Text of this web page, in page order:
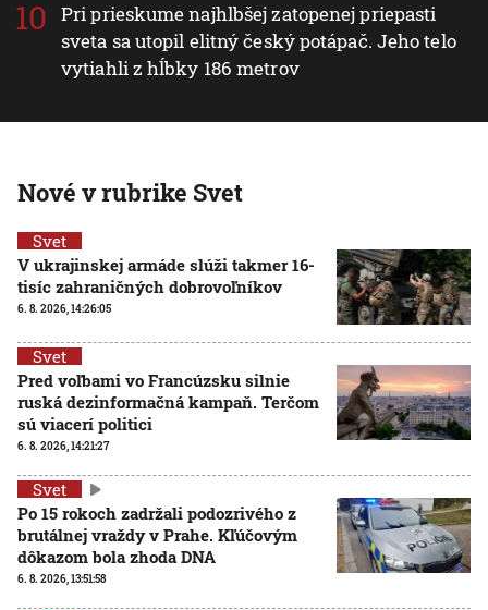
Pri prieskume najhlbšej zatopenej priepasti
sveta sa utopil elitný český potápač. Jeho telo
vytiahli z hĺbky 186 metrov
Nové v rubrike Svet
Svet
V ukrajinskej armáde slúži takmer 16-
tisíc zahraničných dobrovoľníkov
6. 8. 2026, 14:26:05
Svet
Pred voľbami vo Francúzsku silnie
ruská dezinformačná kampaň. Terčom
sú viacerí politici
6. 8. 2026, 14:21:27
Svet
Po 15 rokoch zadržali podozrivého z
brutálnej vraždy v Prahe. Kľúčovým
dôkazom bola zhoda DNA
6. 8. 2026, 13:51:58